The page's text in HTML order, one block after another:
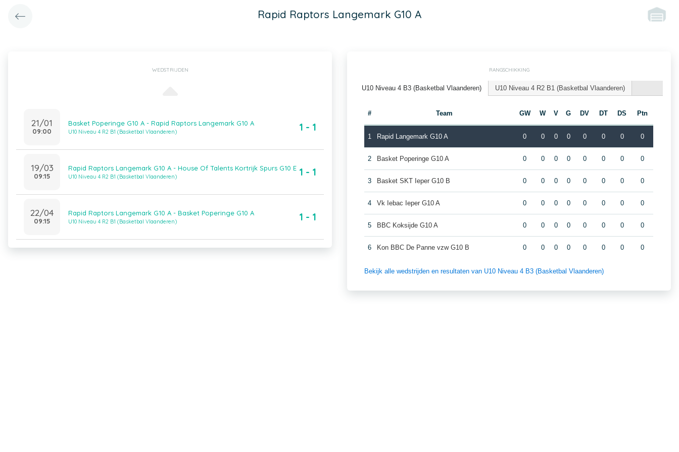
Rapid Raptors Langemark G10 A
WEDSTRIJDEN
21/01
09:00
Basket Poperinge G10 A - Rapid Raptors Langemark G10 A
U10 Niveau 4 R2 B1 (Basketbal Vlaanderen) 1 - 1
19/03
09:15
Rapid Raptors Langemark G10 A - House Of Talents Kortrijk Spurs G10 E
U10 Niveau 4 R2 B1 (Basketbal Vlaanderen) 1 - 1
22/04
09:15
Rapid Raptors Langemark G10 A - Basket Poperinge G10 A
U10 Niveau 4 R2 B1 (Basketbal Vlaanderen) 1 - 1
RANGSCHIKKING
U10 Niveau 4 B3 (Basketbal Vlaanderen) U10 Niveau 4 R2 B1 (Basketbal Vlaanderen)
# Team GW W V G DV DT DS Ptn
1 Rapid Langemark G10 A 0 0 0 0 0 0 0 0
2 Basket Poperinge G10 A 0 0 0 0 0 0 0 0
3 Basket SKT Ieper G10 B 0 0 0 0 0 0 0 0
4 Vk Iebac Ieper G10 A 0 0 0 0 0 0 0 0
5 BBC Koksijde G10 A 0 0 0 0 0 0 0 0
6 Kon BBC De Panne vzw G10 B 0 0 0 0 0 0 0 0
Bekijk alle wedstrijden en resultaten van U10 Niveau 4 B3 (Basketbal Vlaanderen)